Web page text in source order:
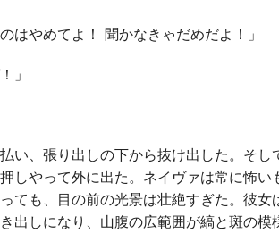
はやめてよ！ 聞かなきゃだめだよ！」
」
い、張り出しの下から抜け出した。そ
しやって外に出た。ネイヴァは常に怖い
ても、目の前の光景は壮絶すぎた。彼
出しになり、山腹の広範囲が縞と斑の